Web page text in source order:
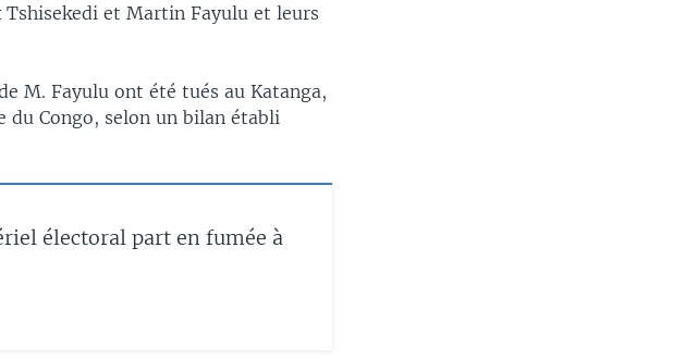
et Martin Fayulu et leurs
M. Fayulu ont été tués au Katanga,
du Congo, selon un bilan établi
électoral part en fumée à